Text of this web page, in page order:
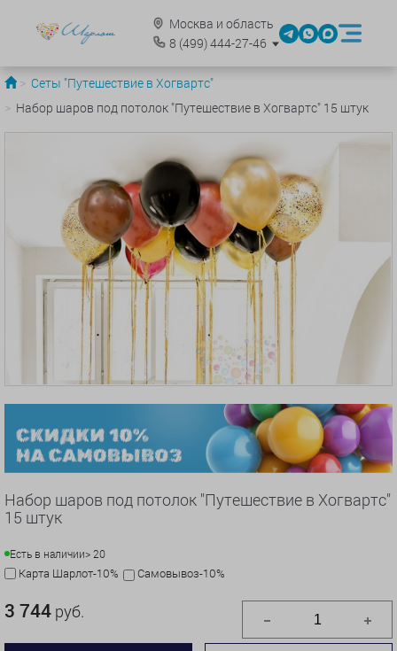
Москва и область
8 (499)444-27-46
Сеты "Путешествие в Хогвартс"
Набор шаров под потолок "Путешествие в Хогвартс" 15 штук
Набор шаров под потолок "Путешествие в Хогвартс"
15 штук
Есть в наличии> 20
Карта Шарлот-10% Самовывоз-10%
3 744 руб.